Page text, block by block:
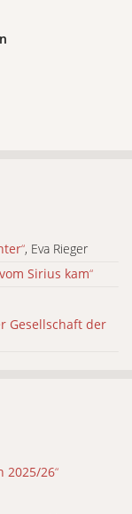
“, Eva Rieger
Sirius kam“
Gesellschaft der
2025/26“